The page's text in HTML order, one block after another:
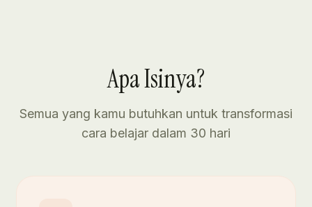
Apa Isinya?
Semua yang kamu butuhkan untuk transformasi
cara belajar dalam 30 hari